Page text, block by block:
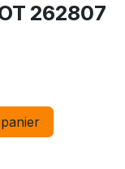
262807